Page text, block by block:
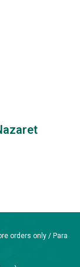
orders only / Para